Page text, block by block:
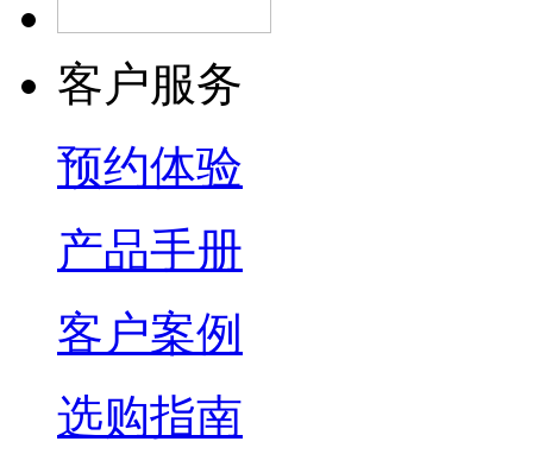
客户服务
预约体验
产品手册
客户案例
选购指南